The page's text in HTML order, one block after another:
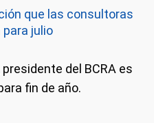
que las consultoras
para julio
del BCRA es
fin de año.